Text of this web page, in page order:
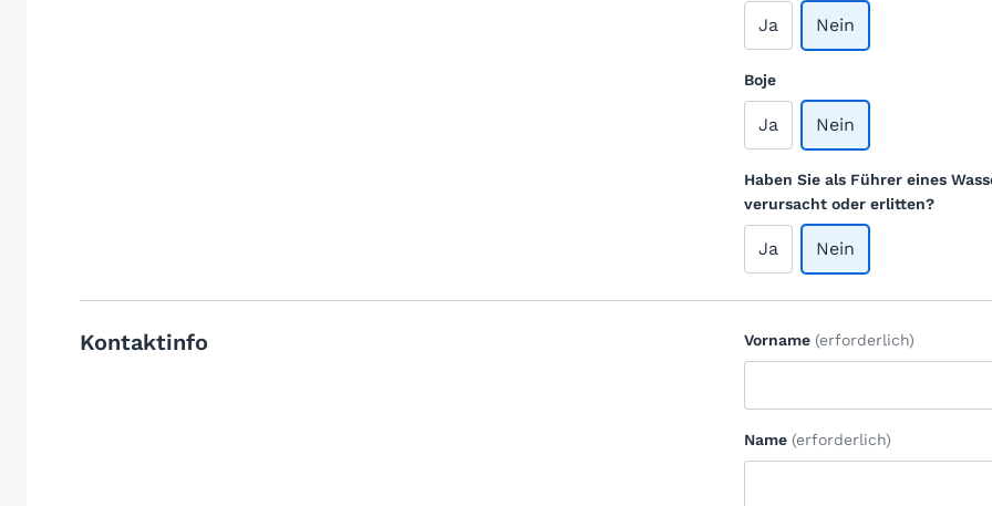
Ja Nein
Boje
Ja Nein
Haben Sie als Führer eines
verursacht oder erlitten?
Ja Nein
Kontaktinfo Vorname (erforderlich)
Name (erforderlich)